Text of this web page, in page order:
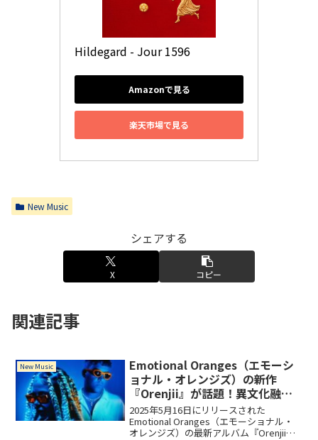
Hildegard - Jour 1596
Amazonで見る
楽天市場で見る
New Music
シェアする
X コピー
関連記事
New Music
Emotional Oranges（エモーシ
ョナル・オレンジズ）の新作
『Orenjii』が話題！異文化融合
の音楽体験とは
2025年5月16日にリリースされた
Emotional Oranges（エモーショナル・
オレンジズ）の最新アルバム『Orenjii』